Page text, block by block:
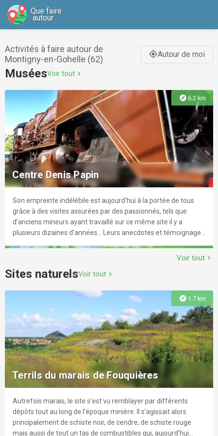
Que faire
autour
Activités à faire autour de
Montigny-en-Gohelle (62)
gps_fixedAutour de moi
MuséesVoir tout chevron_right
explore 6.2 km
Centre Denis Papin
Son empreinte indélébile est aujourd'hui à la portée de tous
grâce à des visites assurées par des passionnés, tels que
d'anciens mineurs ayant travaillé sur ce même site il y a
plusieurs dizaines d'années... Leurs anecdotes et témoignages
explore
La Galerie du Temps – Musée du Louvre-
Lens
Elle rassemble plus de 200 chefs-d'œuvre originaux issus des
collections du Musée du Louvre (Paris), couvrant une
temporalité allant du IVe millénaire avant notre ère jusqu'au
milieu du XIXe siècle (de la naissance de l'écriture à la
révolution industrielle). Trois grands ensembles typés :
Antiquité (Mésopotamie, Égypte, Grèce, Rome) Moyen Âge
Temps Modernes et Époque Contemporaine
explore
Voir tout chevron_right
Sites naturelsVoir tout chevron_right
explore 1.7 km
Terrils du marais de Fouquières
Autrefois marais, le site s’est vu remblayer par différents
dépôts tout au long de l’époque minière. Il s’agissait alors
principalement de schiste noir, de cendre, de schiste rouge
mais aussi de tout un tas de combustibles qui, aujourd’hui